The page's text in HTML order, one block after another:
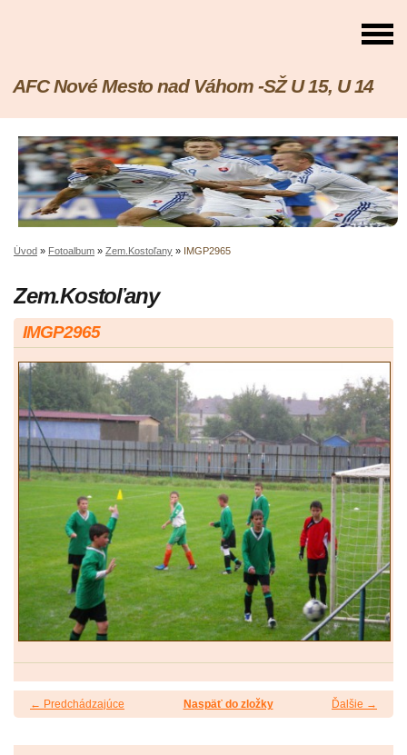
AFC Nové Mesto nad Váhom -SŽ U 15, U 14
Úvod » Fotoalbum » Zem.Kostoľany » IMGP2965
Zem.Kostoľany
IMGP2965
← Predchádzajúce Ďalšie →
Naspäť do zložky